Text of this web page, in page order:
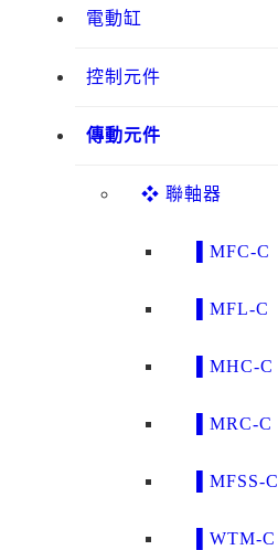
電動缸
控制元件
傳動元件
❖ 聯軸器
▌MFC-C
▌MFL-C
▌MHC-C
▌MRC-C
▌MFSS-C
▌WTM-C